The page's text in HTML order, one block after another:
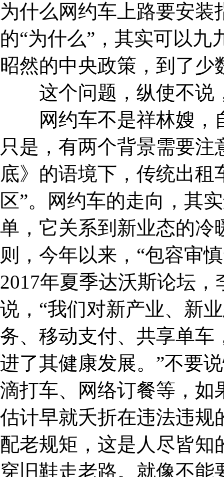
为什么网约车上路要安
的“为什么”，其实可以
昭然的中央政策，到了
这个问题，纵使不说
网约车不是祥林嫂，
只是，有两个背景需要
底》的语境下，传统出租
区”。网约车的走向，其
单，它关系到新业态的冷
则，今年以来，“包容审
2017年夏季达沃斯论坛
说，“我们对新产业、新
务、移动支付、共享单车
进了其健康发展。”不要
滴打车、网络订餐等，如
估计早就夭折在违法违规
配老规矩，这是人尽皆知
穿旧鞋走老路。就像不